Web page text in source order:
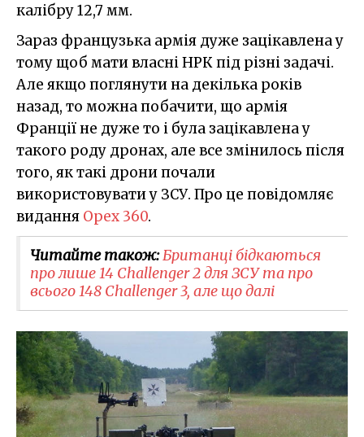
калібру 12,7 мм.
Зараз французька армія дуже зацікавлена у
тому щоб мати власні НРК під різні задачі.
Але якщо поглянути на декілька років
назад, то можна побачити, що армія
Франції не дуже то і була зацікавлена у
такого роду дронах, але все змінилось після
того, як такі дрони почали
використовувати у ЗСУ. Про це повідомляє
видання Opex 360.
Читайте також:Британці бідкаються
про лише 14 Challenger 2 для ЗСУ та про
всього 148 Challenger 3, але що далі